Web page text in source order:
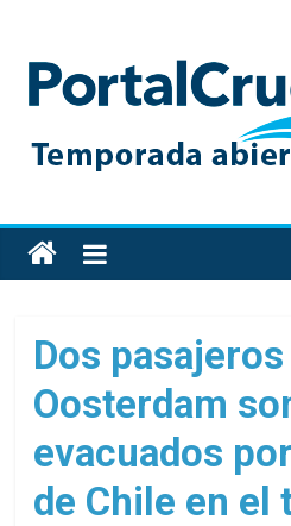
content
Toda
la
de
cruceros
en
solo
sitio
Dos
Oosterdam
evacuados
de Chile en